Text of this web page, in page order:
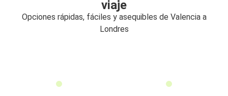
viaje
Opciones rápidas, fáciles y asequibles de Valencia a
Londres